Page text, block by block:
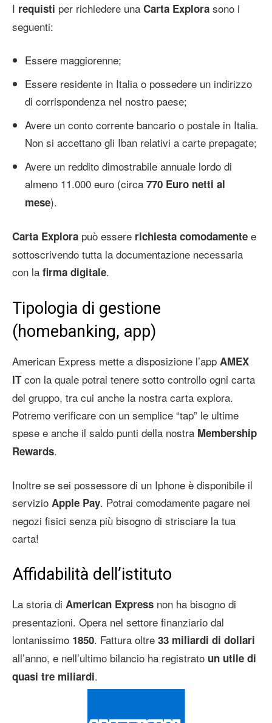
I requisti per richiedere una Carta Explora sono i
seguenti:
Essere maggiorenne;
Essere residente in Italia o possedere un indirizzo
di corrispondenza nel nostro paese;
Avere un conto corrente bancario o postale in Italia.
Non si accettano gli Iban relativi a carte prepagate;
Avere un reddito dimostrabile annuale lordo di
almeno 11.000 euro (circa 770 Euro netti al
mese).
Carta Explora può essere richiesta comodamente e
sottoscrivendo tutta la documentazione necessaria
con la firma digitale.
Tipologia di gestione
(homebanking, app)
American Express mette a disposizione l’app AMEX
ITcon la quale potrai tenere sotto controllo ogni carta
del gruppo, tra cui anche la nostra carta explora.
Potremo verificare con un semplice “tap” le ultime
spese e anche il saldo punti della nostra Membership
Rewards.
Inoltre se sei possessore di un Iphone è disponibile il
servizio Apple Pay. Potrai comodamente pagare nei
negozi fisici senza più bisogno di strisciare la tua
carta!
Affidabilità dell’istituto
La storia di American Express non ha bisogno di
presentazioni. Opera nel settore finanziario dal
lontanissimo 1850. Fattura oltre 33 miliardi di dollari
all’anno, e nell’ultimo bilancio ha registrato un utile di
quasi tre miliardi.